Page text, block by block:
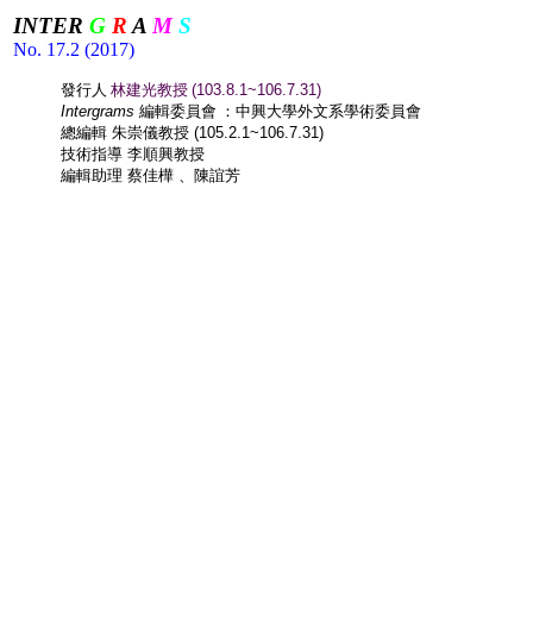
INTER G R A MS
No. 17.2 (2017)
發行人 林建光教授 (103.8.1~106.7.31)
Intergrams 編輯委員會 ：中興大學外文系學術委員會
總編輯 朱崇儀教授 (105.2.1~106.7.31)
技術指導 李順興教授
編輯助理 蔡佳樺 、陳誼芳